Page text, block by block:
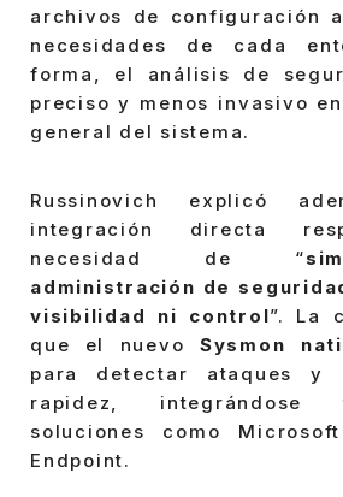
archivos de configuración
necesidades de cada
forma, el análisis de
preciso y menos invasivo
general del sistema.
Russinovich explicó
integración directa
necesidad de “
administración de
visibilidad ni control”. La
que el nuevo Sysmon
para detectar ataques y
rapidez, integrándose
soluciones como
Endpoint.